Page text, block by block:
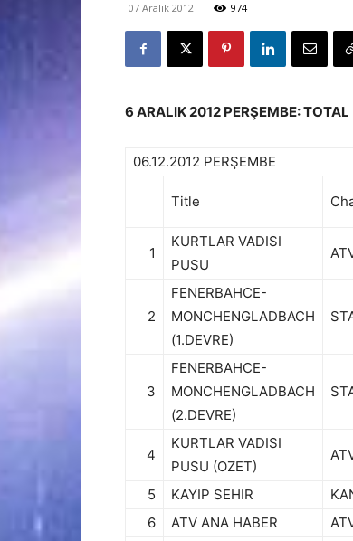
07 Aralık 2012 974
6 ARALIK 2012 PERŞEMBE: TOTAL
06.12.2012 PERŞEMBE
Title
1
KURTLAR VADISI
PUSU
2
FENERBAHCE-
MONCHENGLADBACH
(1.DEVRE)
3
FENERBAHCE-
MONCHENGLADBACH
(2.DEVRE)
4
KURTLAR VADISI
PUSU (OZET)
5 KAYIP SEHIR
6
ATV ANA HABER